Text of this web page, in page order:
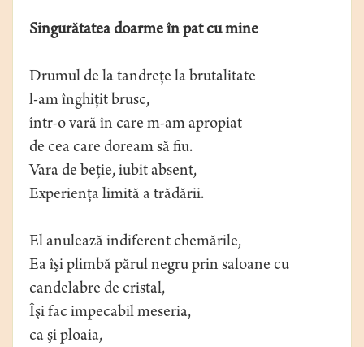
Singurătatea doarme în pat cu mine
Drumul de la tandreţe la brutalitate
l-am înghiţit brusc,
într-o vară în care m-am apropiat
de cea care doream să fiu.
Vara de beţie, iubit absent,
Experienţa limită a trădării.
El anulează indiferent chemările,
Ea îşi plimbă părul negru prin saloane cu
candelabre de cristal,
Îşi fac impecabil meseria,
ca şi ploaia,